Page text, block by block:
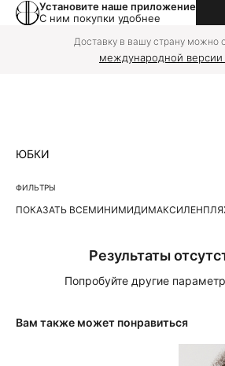
Установите наше приложение
С ним покупки удобнее
Доставку в вашу страну можно
международной версии
ЮБКИ
ФИЛЬТРЫ
ПОКАЗАТЬ ВСЕМИНИМИДИМАКСИЛЕН
Результаты
Попробуйте другие
Вам также может понравиться